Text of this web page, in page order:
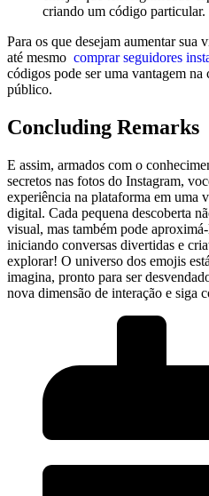
criando um⁣ código particular.
Para os que desejam‌ aumentar sua
até mesmo ​ comprar seguidores
códigos pode ​ser uma vantagem
público.
Concluding ​Remarks
E assim, armados com o
secretos nas fotos do Instagram,
experiência na ⁣plataforma ‍em ​uma
‌digital. Cada‍ pequena descoberta
visual, mas também pode
iniciando conversas divertidas e
explorar! ⁤O⁣ universo dos emojis
imagina, pronto para ⁤ser
nova dimensão de interação e siga